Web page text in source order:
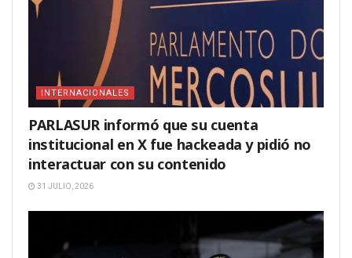
INTERNACIONALES
PARLASUR informó que su cuenta
institucional en X fue hackeada y pidió no
interactuar con su contenido
31 JULIO, 2026